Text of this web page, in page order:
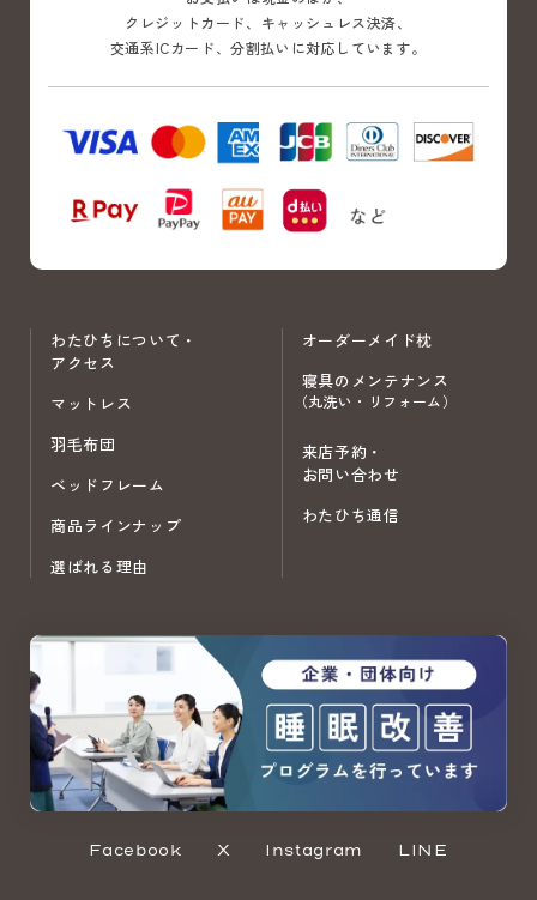
クレジットカード、キャッシュレス決済、
交通系ICカード、分割払いに対応しています。
わたひちについて・
アクセス
マットレス
羽毛布団
ベッドフレーム
商品ラインナップ
選ばれる理由
オーダーメイド枕
寝具のメンテナンス
（丸洗い・リフォーム）
来店予約・
お問い合わせ
わたひち通信
Facebook X Instagram LINE